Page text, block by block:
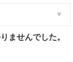
ませんでした。